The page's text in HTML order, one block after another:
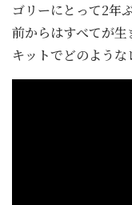
ゴリーにとって2年
前からはすべてが
キットでどのような